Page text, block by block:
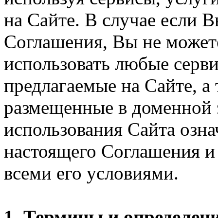
на Сайте. В случае если
Соглашения, Вы не
использовать любые
предлагаемые на Сайте,
размещенные в доменной
использования Сайта
настоящего Соглашения
всеми его условиями.